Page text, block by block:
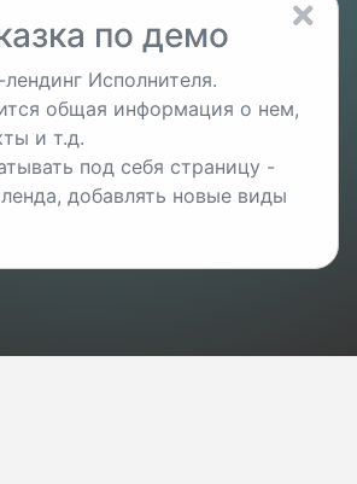
по демо
Исполнителя.
общая информация о нем,
и т.д.
под себя страницу -
добавлять новые виды